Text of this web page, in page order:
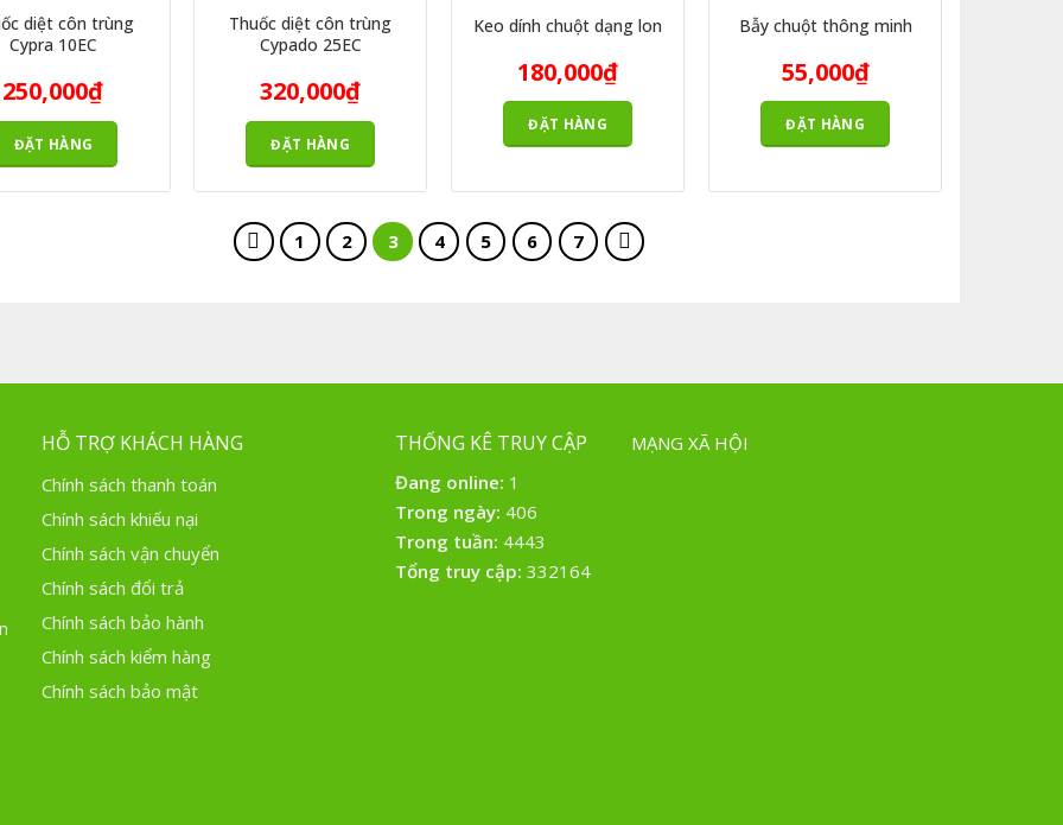
diệt côn trùng
Cypra 10EC
250,000₫
ĐẶT HÀNG
Thuốc diệt côn trùng
Cypado 25EC
320,000₫
ĐẶT HÀNG
Keo dính chuột dạng lon
180,000₫
ĐẶT HÀNG
Bẫy chuột thông minh
55,000₫
ĐẶT HÀNG
1 2 3 4 5 6 7
HỖ TRỢ KHÁCH HÀNG
Chính sách thanh toán
Chính sách khiếu nại
Chính sách vận chuyển
Chính sách đổi trả
Chính sách bảo hành
Chính sách kiểm hàng
Chính sách bảo mật
THỐNG KÊ TRUY CẬP
Đang online: 1
Trong ngày: 406
Trong tuần: 4443
Tổng truy cập: 332164
MẠNG XÃ HỘI